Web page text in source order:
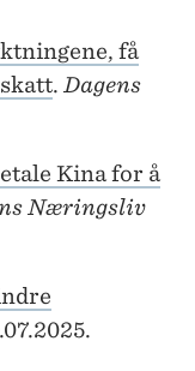
få
. Dagens
Kina for å
Næringsliv